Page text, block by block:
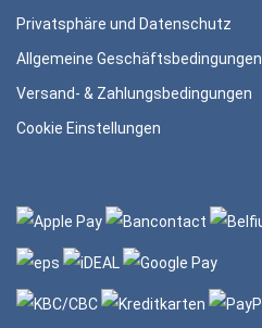
Privatsphäre und Datenschutz
Allgemeine Geschäftsbedingungen
Versand- & Zahlungsbedingungen
Cookie Einstellungen